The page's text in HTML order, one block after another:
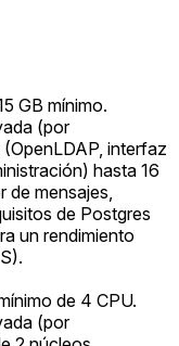
GB mínimo.
(por
interfaz
hasta 16
de mensajes,
de Postgres
un rendimiento
de 4 CPU.
(por